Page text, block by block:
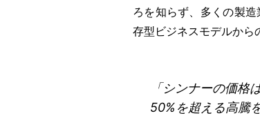
ろを知らず、多くの製
存型ビジネスモデルから
「シンナーの価
50%を超える高騰